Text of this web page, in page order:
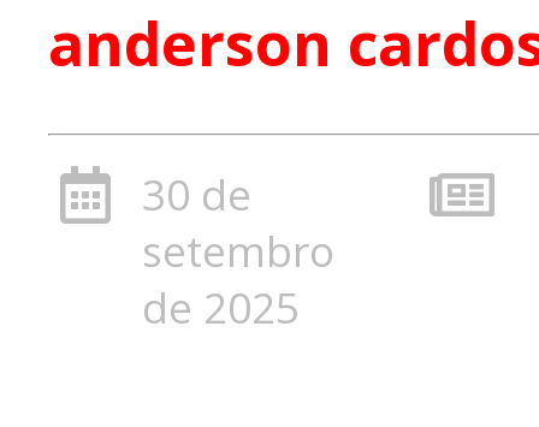
anderson
30 de
setembro
de 2025